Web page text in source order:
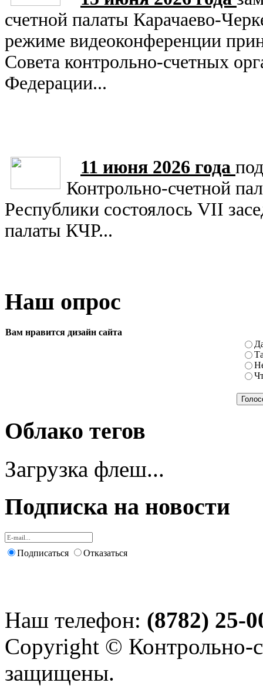
счетной палаты Карачаево-
режиме видеоконференции
Совета контрольно-счетных
Федерации...
11 июня 2026 года
Контрольно-счетной
Республики состоялось VII
палаты КЧР...
Наш опрос
Вам нравится дизайн сайта
Облако тегов
Загрузка флеш...
Подписка на новости
Подписаться Отказаться
Наш телефон: (8782) 25-
Copyright © Контрольно-
защищены.